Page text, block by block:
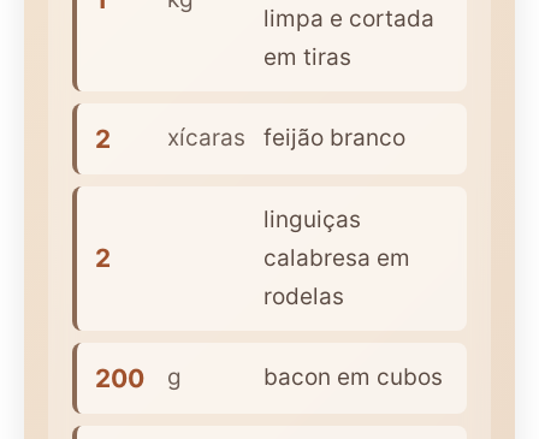
limpa e cortada
em tiras
2 xícaras feijão branco
2
linguiças
calabresa em
rodelas
200 g bacon em cubos